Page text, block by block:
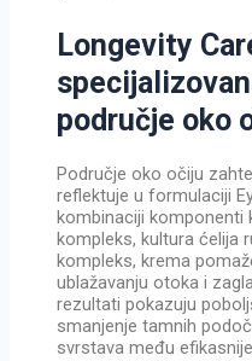
Longevity
područje oko
Područje oko očiju
reflektuje u formulaciji
kombinaciji komponenti
kompleks, kultura ćelija
kompleks, krema
ublažavanju otoka i
rezultati pokazuju
smanjenje tamnih
svrstava među